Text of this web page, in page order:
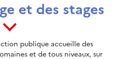
et des stages
publique accueille des
et de tous niveaux, sur